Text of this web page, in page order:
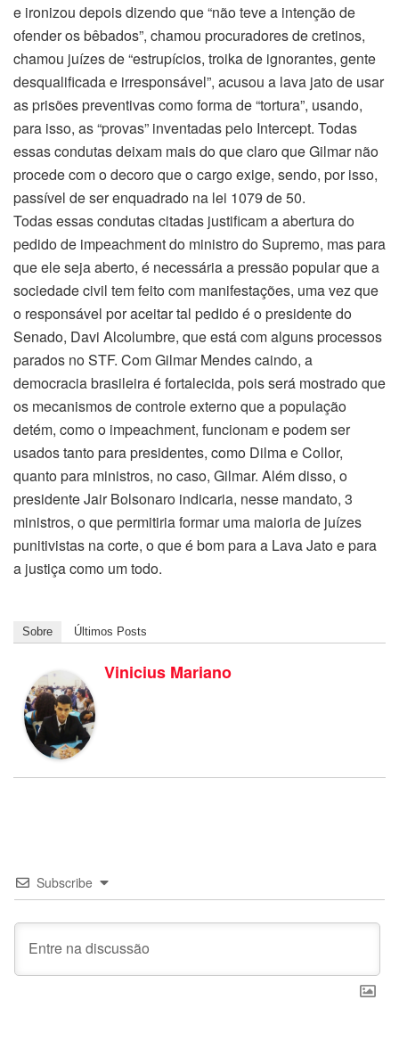
e ironizou depois dizendo que “não teve a intenção de
ofender os bêbados”, chamou procuradores de cretinos,
chamou juízes de “estrupícios, troika de ignorantes, gente
desqualificada e irresponsável”, acusou a lava jato de usar
as prisões preventivas como forma de “tortura”, usando,
para isso, as “provas” inventadas pelo Intercept. Todas
essas condutas deixam mais do que claro que Gilmar não
procede com o decoro que o cargo exige, sendo, por isso,
passível de ser enquadrado na lei 1079 de 50.
Todas essas condutas citadas justificam a abertura do
pedido de impeachment do ministro do Supremo, mas para
que ele seja aberto, é necessária a pressão popular que a
sociedade civil tem feito com manifestações, uma vez que
o responsável por aceitar tal pedido é o presidente do
Senado, Davi Alcolumbre, que está com alguns processos
parados no STF. Com Gilmar Mendes caindo, a
democracia brasileira é fortalecida, pois será mostrado que
os mecanismos de controle externo que a população
detém, como o impeachment, funcionam e podem ser
usados tanto para presidentes, como Dilma e Collor,
quanto para ministros, no caso, Gilmar. Além disso, o
presidente Jair Bolsonaro indicaria, nesse mandato, 3
ministros, o que permitiria formar uma maioria de juízes
punitivistas na corte, o que é bom para a Lava Jato e para
a justiça como um todo.
Sobre Últimos Posts
Vinicius Mariano
Subscribe